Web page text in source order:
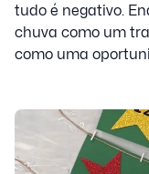
tudo é negativo.
chuva como um
como uma